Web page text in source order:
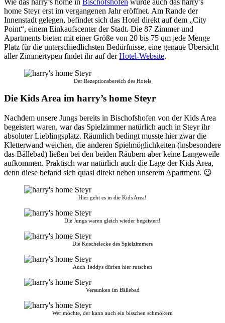
home Steyr erst im vergangenen Jahr eröffnet. Am Rande der
Innenstadt gelegen, befindet sich das Hotel direkt auf dem „City
Point“, einem Einkaufscenter der Stadt. Die 87 Zimmer und
Apartments bieten mit einer Größe von 20 bis 75 qm jede Menge
Platz für die unterschiedlichsten Bedürfnisse, eine genaue Übersicht
aller Zimmertypen findet ihr auf derHotel-Website.
Der Rezeptionsbereich des Hotels
Die Kids Area im harry’s home Steyr
Nachdem unsere Jungs bereits in Bischofshofen von der Kids Area
begeistert waren, war das Spielzimmer natürlich auch in Steyr ihr
absoluter Lieblingsplatz. Räumlich bedingt musste hier zwar die
Kletterwand weichen, die anderen Spielmöglichkeiten (insbesondere
das Bällebad) ließen bei den beiden Räubern aber keine Langeweile
aufkommen. Praktisch war natürlich auch die Lage der Kids Area,
denn diese befand sich quasi direkt neben unserem Apartment. 😉
Hier geht es in die Kids Area!
Die Jungs waren gleich wieder begeistert!
Die Kuschelecke des Spielzimmers
Auch Teddys dürfen hier rutschen
Versunken im Bällebad
Wer möchte, der kann auch ein bisschen schmökern